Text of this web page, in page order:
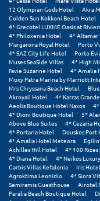
Π
Πάλαιρος
Παξοί
Παραλία Κατερίνης
Παραλία Λιτοχώρου
Παράλιο Άστρος
Πάργα
Παρνασσός
12 Olympian Gods Hotel
Akra
Golden Sun Kokkoni Beach Hotel
4* Grecotel LUXME Oasis at
4* Philoxenia Hotel
4* Altamar
Margarona Royal Hotel
Porto
4* SAZ City Life Hotel
Porto
Muses SeaSide Villas
4* High
Favie Suzanne Hotel
4* Amalia
Moxy Patra Marina by Marriott
Mrs Chryssana Beach Hotel
Akroyali Hotel
4* Karras
Aeolis Boutique Hotel Naxos
4*
4* Dioni Boutique Hotel
5*
Above Blue Suites
4* Cezaria
4* Portaria Hotel
Douskos Port
4* Amalia Hotel Meteora
Achilles Hill Hotel
4* 100 Rizes
4* Diana Hotel
4* Neikos
Garbis Villas Kefalonia
Iris Hotel
Agroktima Leonidio
4* Siora
Semiramis Guesthouse
Airotel
Paralia Beach Boutique Hotel